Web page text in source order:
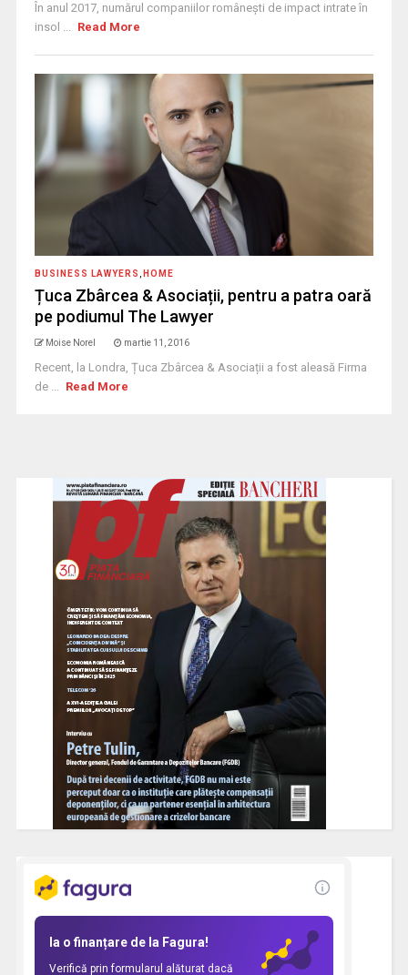
În anul 2017, numărul companiilor românești de impact intrate în
insol ... Read More
BUSINESS LAWYERS HOME
Țuca Zbârcea & Asociații, pentru a patra oară
pe podiumul The Lawyer
Moise Norel martie 11, 2016
Recent, la Londra, Țuca Zbârcea & Asociații a fost aleasă Firma
de ... Read More